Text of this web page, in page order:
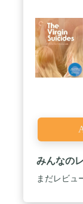
みんなの
まだレビュ